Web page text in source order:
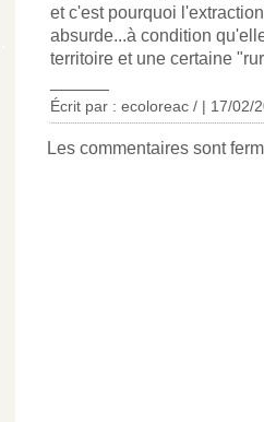
et c'est pourquoi
absurde...à condition
territoire et une certaine
Écrit par : ecoloreac / | 17/02/
Les commentaires sont